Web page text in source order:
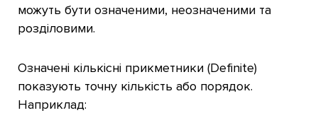
можуть бути означеними, неозначеними та
розділовими.
Означені кількісні прикметники (Definite)
показують точну кількість або порядок.
Наприклад: